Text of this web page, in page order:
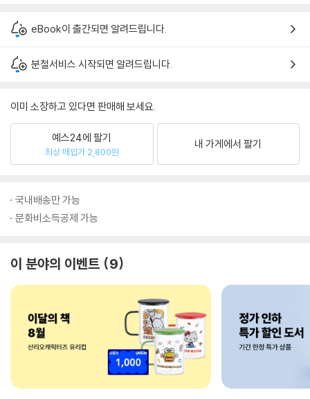
eBook이 출간되면 알려드립니다.
분철서비스 시작되면 알려드립니다.
이미 소장하고 있다면 판매해 보세요.
예스24에 팔기
최상 매입가 2,800원
내 가게에서 팔기
국내배송만 가능
문화비소득공제 가능
이 분야의 이벤트 9